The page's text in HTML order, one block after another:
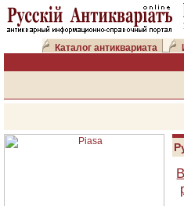
Каталог антиквариата